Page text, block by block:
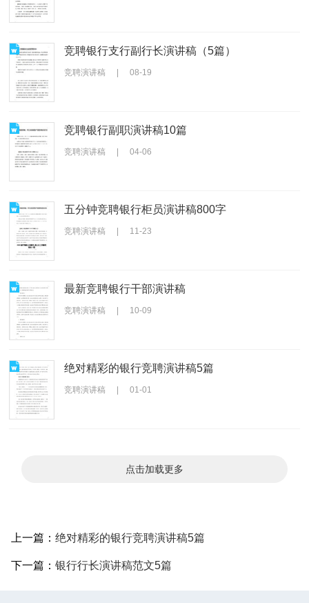
竞聘银行支行副行长演讲稿（5篇）
竞聘演讲稿 | 08-19
竞聘银行副职演讲稿10篇
竞聘演讲稿 | 04-06
五分钟竞聘银行柜员演讲稿800字
竞聘演讲稿 | 11-23
最新竞聘银行干部演讲稿
竞聘演讲稿 | 10-09
绝对精彩的银行竞聘演讲稿5篇
竞聘演讲稿 | 01-01
点击加载更多
上一篇： 绝对精彩的银行竞聘演讲稿5篇
下一篇： 银行行长演讲稿范文5篇